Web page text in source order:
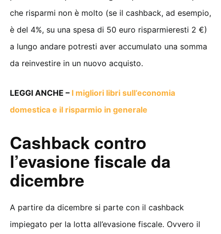
che risparmi non è molto (se il cashback, ad esempio,
è del 4%, su una spesa di 50 euro risparmieresti 2 €)
a lungo andare potresti aver accumulato una somma
da reinvestire in un nuovo acquisto.
LEGGI ANCHE – I migliori libri sull’economia
domestica e il risparmio in generale
Cashback contro
l’evasione fiscale da
dicembre
A partire da dicembre si parte con il cashback
impiegato per la lotta all’evasione fiscale. Ovvero il